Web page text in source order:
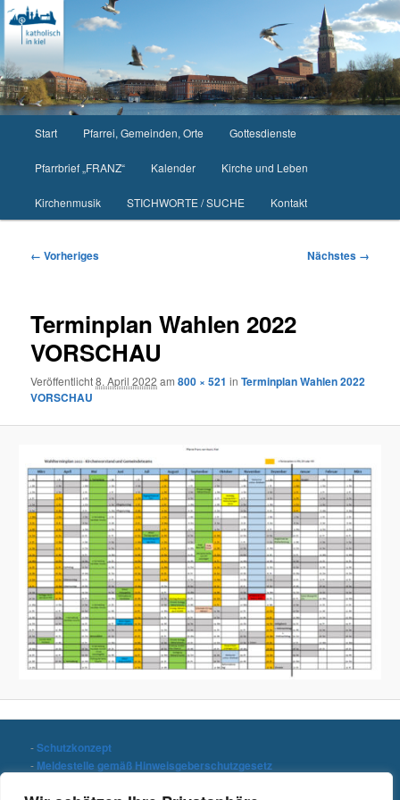
Zum
primären
Inhalt
springen
Start Pfarrei, Gemeinden, Orte Gottesdienste
Pfarrbrief „FRANZ“ Kalender Kirche und Leben
Kirchenmusik STICHWORTE / SUCHE Kontakt
Bilder-
← Vorheriges Nächstes →
Terminplan Wahlen 2022
VORSCHAU
Veröffentlicht8. April 2022 am800 × 521 inTerminplan Wahlen 2022
VORSCHAU
-Schutzkonzept
- Meldestelle gemäß Hinweisgeberschutzgesetz